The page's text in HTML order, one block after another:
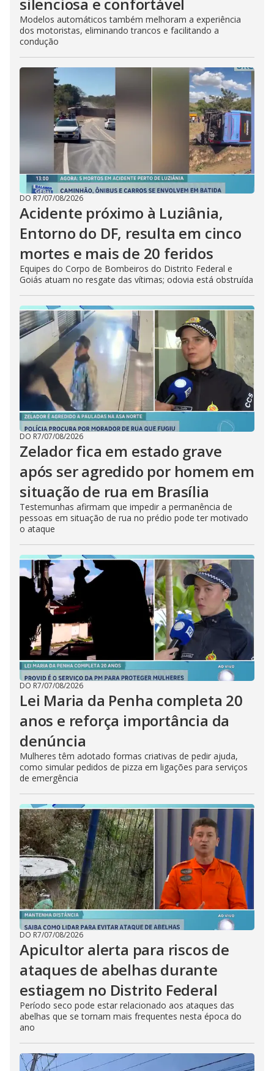
Modelos automáticos também melhoram a experiência
dos motoristas, eliminando trancos e facilitando a
condução
DO R7/07/08/2026
Acidente próximo à Luziânia,
Entorno do DF, resulta em cinco
mortes e mais de 20 feridos
Equipes do Corpo de Bombeiros do Distrito Federal e
Goiás atuam no resgate das vítimas; odovia está obstruída
DO R7/07/08/2026
Zelador fica em estado grave
após ser agredido por homem em
situação de rua em Brasília
Testemunhas afirmam que impedir a permanência de
pessoas em situação de rua no prédio pode ter motivado
o ataque
DO R7/07/08/2026
Lei Maria da Penha completa 20
anos e reforça importância da
denúncia
Mulheres têm adotado formas criativas de pedir ajuda,
como simular pedidos de pizza em ligações para serviços
de emergência
DO R7/07/08/2026
Apicultor alerta para riscos de
ataques de abelhas durante
estiagem no Distrito Federal
Período seco pode estar relacionado aos ataques das
abelhas que se tornam mais frequentes nesta época do
ano